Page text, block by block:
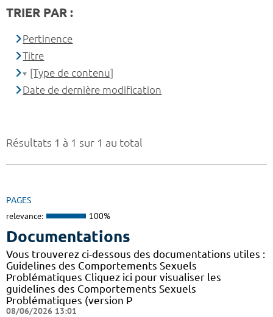
Résultats 1 à 1 sur 1 au total
PAGES
relevance: 100%
Documentations
Vous trouverez ci-dessous des documentations utiles :
Guidelines des Comportements Sexuels
Problématiques Cliquez ici pour visualiser les
guidelines des Comportements Sexuels
Problématiques (version P
08/06/2026 13:01
TRIER PAR :
Pertinence
Titre
[Type de contenu]
Date de dernière modification